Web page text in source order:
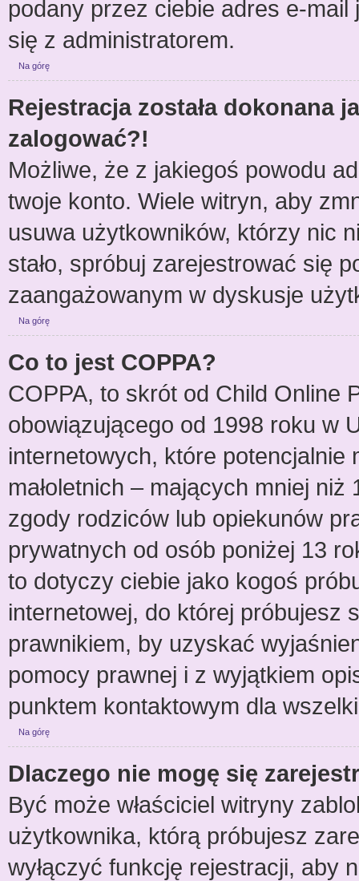
podany przez ciebie adres e-mail
się z administratorem.
Na górę
Rejestracja została dokonana
zalogować?!
Możliwe, że z jakiegoś powodu
twoje konto. Wiele witryn, aby
usuwa użytkowników, którzy nic
stało, spróbuj zarejestrować się
zaangażowanym w dyskusje
Na górę
Co to jest COPPA?
COPPA, to skrót od Child Online
obowiązującego od 1998 roku w
internetowych, które
małoletnich – mających mniej
zgody rodziców lub opiekunów
prywatnych od osób poniżej 13
to dotyczy ciebie jako kogoś
internetowej, do której próbujesz
prawnikiem, by uzyskać
pomocy prawnej i z wyjątkiem
punktem kontaktowym dla
Na górę
Dlaczego nie mogę się
Być może właściciel witryny
użytkownika, którą próbujesz
wyłączyć funkcję rejestracji, aby